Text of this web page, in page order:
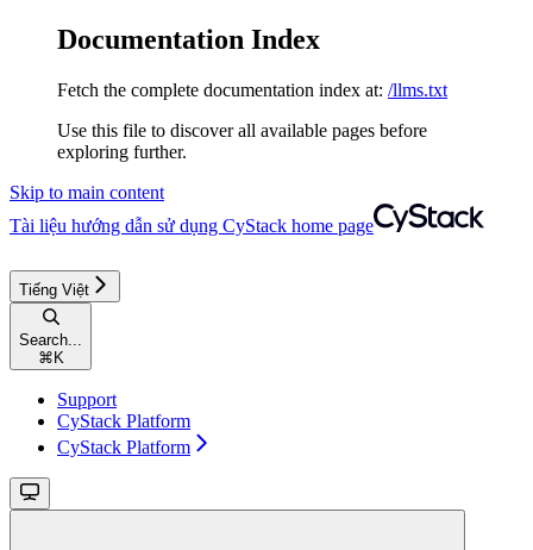
Documentation Index
Fetch the complete documentation index at: /llms.txt
Use this file to discover all available pages before
exploring further.
Skip to main content
Tài liệu hướng dẫn sử dụng CyStack home page
Tiếng Việt
Search...
⌘ K
Support
CyStack Platform
CyStack Platform